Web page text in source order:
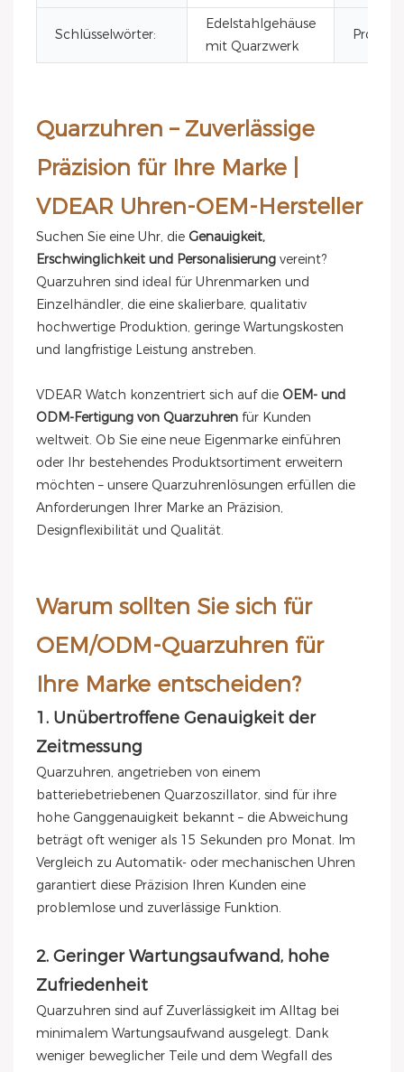
Schlüsselwörter:
Edelstahlgehäuse
mit Quarzwerk
Quarzuhren – Zuverlässige
Präzision für Ihre Marke |
VDEAR Uhren-OEM-Hersteller
Suchen Sie eine Uhr, die Genauigkeit,
Erschwinglichkeit und Personalisierung vereint?
Quarzuhren sind ideal für Uhrenmarken und
Einzelhändler, die eine skalierbare, qualitativ
hochwertige Produktion, geringe Wartungskosten
und langfristige Leistung anstreben.
VDEAR Watch konzentriert sich auf die OEM- und
ODM-Fertigung von Quarzuhren für Kunden
weltweit. Ob Sie eine neue Eigenmarke einführen
oder Ihr bestehendes Produktsortiment erweitern
möchten – unsere Quarzuhrenlösungen erfüllen die
Anforderungen Ihrer Marke an Präzision,
Designflexibilität und Qualität.
Warum sollten Sie sich für
OEM/ODM-Quarzuhren für
Ihre Marke entscheiden?
1. Unübertroffene Genauigkeit der
Zeitmessung
Quarzuhren, angetrieben von einem
batteriebetriebenen Quarzoszillator, sind für ihre
hohe Ganggenauigkeit bekannt – die Abweichung
beträgt oft weniger als 15 Sekunden pro Monat. Im
Vergleich zu Automatik- oder mechanischen Uhren
garantiert diese Präzision Ihren Kunden eine
problemlose und zuverlässige Funktion.
2. Geringer Wartungsaufwand, hohe
Zufriedenheit
Quarzuhren sind auf Zuverlässigkeit im Alltag bei
minimalem Wartungsaufwand ausgelegt. Dank
weniger beweglicher Teile und dem Wegfall des